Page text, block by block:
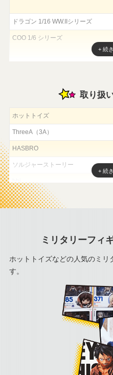
ドラゴン 1/16 WW.IIシリーズ
COO 1/6 シリーズ
取り扱
ホットトイズ
ThreeA（3A）
HASBRO
ソルジャーストーリー
bbi
ケナー
ミリタリーフィ
ホットトイズなどの人気のミリ
す。